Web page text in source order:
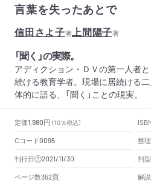
言葉を失ったあとで
信田さよ子著上間陽子著
「聞く」の実際。
アディクション・ＤＶの第一人者
続ける教育学者。現場に居続ける
体的に語る、「聞く」ことの現実。
定価1,980円 （10％税込）
Cコード0095
整
刊行日
2021/11/30 判型
ページ数352頁 解説